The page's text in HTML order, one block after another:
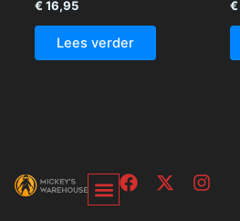
€ 16,95
Lees verder
€
F
X
I